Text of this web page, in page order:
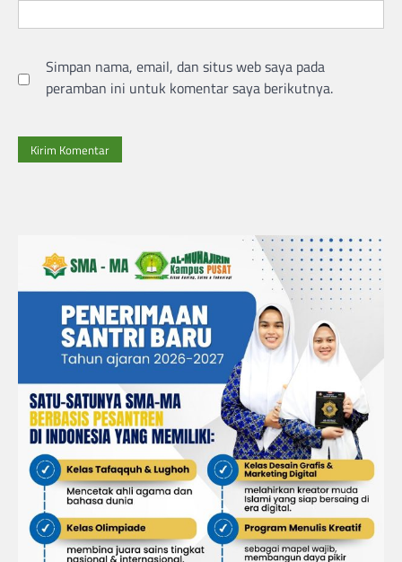
Simpan nama, email, dan situs web saya pada
peramban ini untuk komentar saya berikutnya.